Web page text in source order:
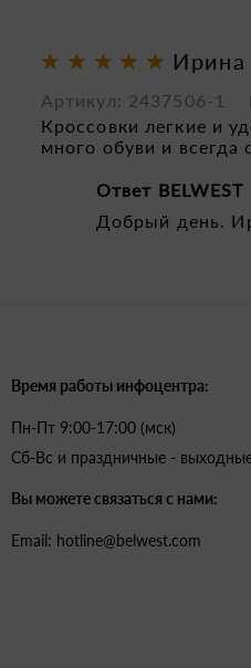
Ирина
Артикул: 2437506-1
Кроссовки легкие и
много обуви и всегда
Ответ BELWEST
Добрый день.
Время работы инфоцентра:
Пн-Пт 9:00-17:00 (мск)
Сб-Вс и праздничные -
Вы можете связаться с нами:
Email: hotline@belwest.com